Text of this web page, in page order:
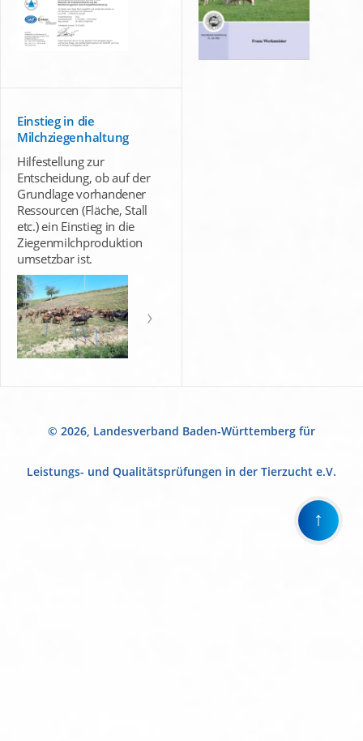
Einstieg in die
Milchziegenhaltung
Hilfestellung zur
Entscheidung, ob auf der
Grundlage vorhandener
Ressourcen (Fläche, Stall
etc.) ein Einstieg in die
Ziegenmilchproduktion
umsetzbar ist.
© 2026, Landesverband Baden-Württemberg für
Leistungs- und Qualitätsprüfungen in der Tierzucht e.V.
↑